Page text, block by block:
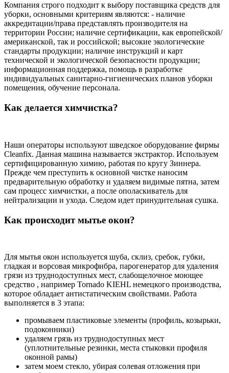
Компания строго подходит к выбору поставщика средств для
уборки, основными критериям являются: - наличие
аккредитации/права представлять производителя на
территории России; наличие сертификации, как европейской/
американской, так и российской; высокие экологические
стандарты продукции; наличие инструкций и карт
технической и экологической безопасности продукции;
информационная поддержка, помощь в разработке
индивидуальных санитарно-гигиенических планов уборки
помещения, обучение персонала.
Как делается химчистка?
Наши операторы используют шведское оборудование фирмы
Cleanfix. Данная машина называется экстрактор. Используем
сертифицированную химию, работая по кругу Зиннера.
Прежде чем преступить к основной чистке наносим
предварительную обработку и удаляем видимые пятна, затем
сам процесс химчистки, а после ополаскиватель для
нейтрализации и ухода. Следом идет принудительная сушка.
Как происходит мытье окон?
Для мытья окон используется шуба, склиз, сребок, губки,
гладкая и ворсовая микрофибра, парогенератор для удаления
грязи из труднодоступных мест, слабощелочное моющее
средство , например Tornado KIEHL немецкого производства,
которое обладает антистатическим свойствами. Работа
выполняется в 3 этапа:
промываем пластиковые элементы (профиль, козырьки,
подоконники)
удаляем грязь из труднодоступных мест
(уплотнительные резинки, места стыковки профиля
оконной рамы)
затем моем стекло, убирая солевая отложения при